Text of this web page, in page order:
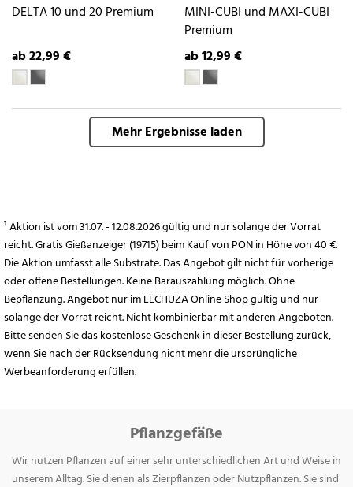
DELTA 10 und 20 Premium
ab 22,99 €
MINI-CUBI und MAXI-CUBI
Premium
ab 12,99 €
Mehr Ergebnisse laden
¹ Aktion ist vom 31.07. - 12.08.2026 gültig und nur solange der Vorrat
reicht. Gratis Gießanzeiger (19715) beim Kauf von PON in Höhe von 40 €.
Die Aktion umfasst alle Substrate. Das Angebot gilt nicht für vorherige
oder offene Bestellungen. Keine Barauszahlung möglich. Ohne
Bepflanzung. Angebot nur im LECHUZA Online Shop gültig und nur
solange der Vorrat reicht. Nicht kombinierbar mit anderen Angeboten.
Bitte senden Sie das kostenlose Geschenk in dieser Bestellung zurück,
wenn Sie nach der Rücksendung nicht mehr die ursprüngliche
Werbeanforderung erfüllen.
Pflanzgefäße
Wir nutzen Pflanzen auf einer sehr unterschiedlichen Art und Weise in
unserem Alltag. Sie dienen als Zierpflanzen oder Nutzpflanzen. Sie sind